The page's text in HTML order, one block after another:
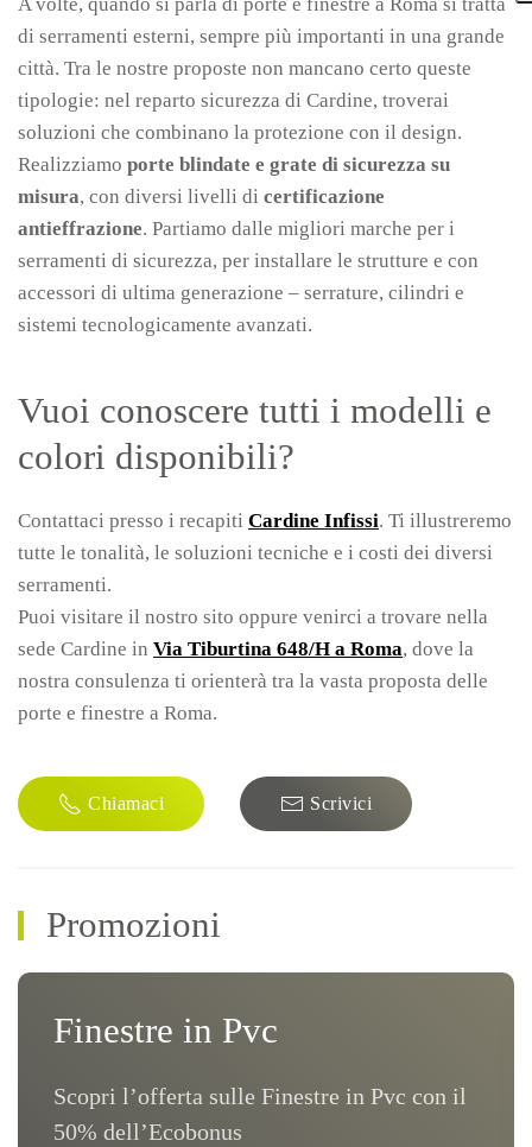
A volte, quando si parla di porte e finestre a Roma si tratta
di serramenti esterni, sempre più importanti in una grande
città. Tra le nostre proposte non mancano certo queste
tipologie: nel reparto sicurezza di Cardine, troverai
soluzioni che combinano la protezione con il design.
Realizziamo porte blindate e grate di sicurezza su
misura, con diversi livelli di certificazione
antieffrazione. Partiamo dalle migliori marche per i
serramenti di sicurezza, per installare le strutture e con
accessori di ultima generazione – serrature, cilindri e
sistemi tecnologicamente avanzati.
Vuoi conoscere tutti i modelli e
colori disponibili?
Contattaci presso i recapiti Cardine Infissi. Ti illustreremo
tutte le tonalità, le soluzioni tecniche e i costi dei diversi
serramenti.
Puoi visitare il nostro sito oppure venirci a trovare nella
sede Cardine in Via Tiburtina 648/H a Roma, dove la
nostra consulenza ti orienterà tra la vasta proposta delle
porte e finestre a Roma.
Chiamaci Scrivici
Promozioni
Finestre in Pvc
Scopri l’offerta sulle Finestre in Pvc con il
50% dell’Ecobonus